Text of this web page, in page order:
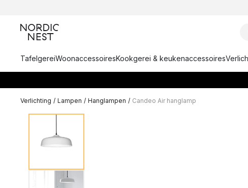
TafelgereiWoonaccessoiresKookgerei & keukenaccessoires
Verlichting / Lampen / Hanglampen / Candeo Air hanglamp